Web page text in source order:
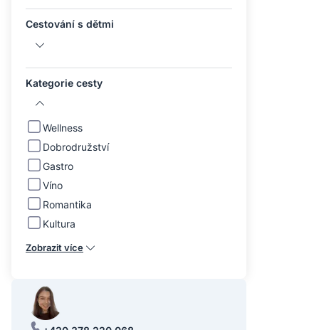
Cestování s dětmi
Kategorie cesty
Wellness
Dobrodružství
Gastro
Víno
Romantika
Kultura
Zobrazit více